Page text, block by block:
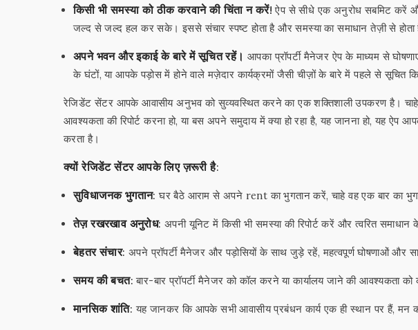
किसी भी समस्या को ठीक करवाने की चिंता न करें! ऐप से सीधे एक अनुरोध सबमिट करें
जल्द से जल्द हल कर सके। इससे संचार स्पष्ट होता है और समस्या का समाधान तेज़ी से
अपने भवन और इकाई के बारे में सूचित रहें। आपका प्रॉपर्टी मैनेजर ऐप के माध्यम से
के घंटों, या आपके पड़ोस में होने वाले मज़ेदार कार्यक्रमों जैसी चीज़ों के बारे में पहले से सूचित
रेजिडेंट सेंटर आपके आवासीय अनुभव को सुव्यवस्थित करने का एक शक्तिशाली उपकरण है।
आवश्यकता की रिपोर्ट करना हो, या बस अपने समुदाय में क्या हो रहा है, यह जानना हो, यह
करता है।
क्यों रेजिडेंट सेंटर आपके लिए ज़रूरी है:
सुविधाजनक भुगतान: घर बैठे आराम से अपने rent का भुगतान करें, चाहे वह एक बार का
तेज़ रखरखाव अनुरोध: अपनी यूनिट में किसी भी समस्या की रिपोर्ट करें और त्वरित
बेहतर संचार: अपने प्रॉपर्टी मैनेजर और पड़ोसियों के साथ जुड़े रहें, महत्वपूर्ण घोषणाओं और
समय की बचत: बार-बार प्रॉपर्टी मैनेजर को कॉल करने या कार्यालय जाने की आवश्यकता
मानसिक शांति: यह जानकर कि आपके सभी आवासीय प्रबंधन कार्य एक ही स्थान पर हैं, मन